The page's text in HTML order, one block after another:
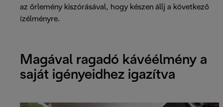
az őrlemény kiszórásával, hogy készen állj a következő
ízélményre.
Magával ragadó kávéélmény a
saját igényeidhez igazítva